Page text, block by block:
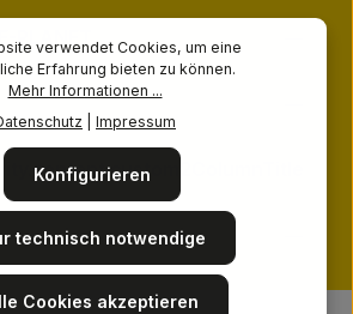
PLANET
verwendet Cookies, um eine
Erfahrung bieten zu können.
Mehr Informationen ...
Impressum
technisch notwendige
Konfigurieren
Cookies akzeptieren